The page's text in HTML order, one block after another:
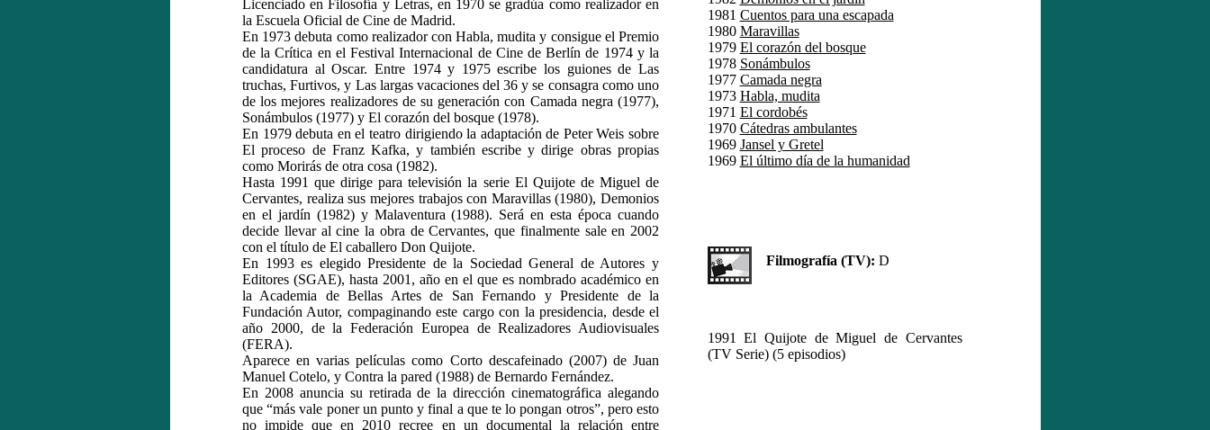
Licenciado en Filosofía y Letras, en 1970 se gradúa como realizador en
la Escuela Oficial de Cine de Madrid.
En 1973 debuta como realizador con Habla, mudita y consigue el Premio
de la Crítica en el Festival Internacional de Cine de Berlín de 1974 y la
candidatura al Oscar. Entre 1974 y 1975 escribe los guiones de Las
truchas, Furtivos, y Las largas vacaciones del 36 y se consagra como uno
de los mejores realizadores de su generación con Camada negra (1977),
Sonámbulos (1977) y El corazón del bosque (1978).
En 1979 debuta en el teatro dirigiendo la adaptación de Peter Weis sobre
El proceso de Franz Kafka, y también escribe y dirige obras propias
como Morirás de otra cosa (1982).
Hasta 1991 que dirige para televisión la serie El Quijote de Miguel de
Cervantes, realiza sus mejores trabajos con Maravillas (1980), Demonios
en el jardín (1982) y Malaventura (1988). Será en esta época cuando
decide llevar al cine la obra de Cervantes, que finalmente sale en 2002
con el título de El caballero Don Quijote.
En 1993 es elegido Presidente de la Sociedad General de Autores y
Editores (SGAE), hasta 2001, año en el que es nombrado académico en
la Academia de Bellas Artes de San Fernando y Presidente de la
Fundación Autor, compaginando este cargo con la presidencia, desde el
año 2000, de la Federación Europea de Realizadores Audiovisuales
(FERA).
Aparece en varias películas como Corto descafeinado (2007) de Juan
Manuel Cotelo, y Contra la pared (1988) de Bernardo Fernández.
En 2008 anuncia su retirada de la dirección cinematográfica alegando
que “más vale poner un punto y final a que te lo pongan otros”, pero esto
no impide que en 2010 recree en un documental la relación entre
1981 Cuentos para una escapada
1980 Maravillas
1979 El corazón del bosque
1978 Sonámbulos
1977 Camada negra
1973 Habla, mudita
1971 El cordobés
1970 Cátedras ambulantes
1969 Jansel y Gretel
1969 El último día de la humanidad
Filmografía (TV): D
1991 El Quijote de Miguel de Cervantes
(TV Serie) (5 episodios)